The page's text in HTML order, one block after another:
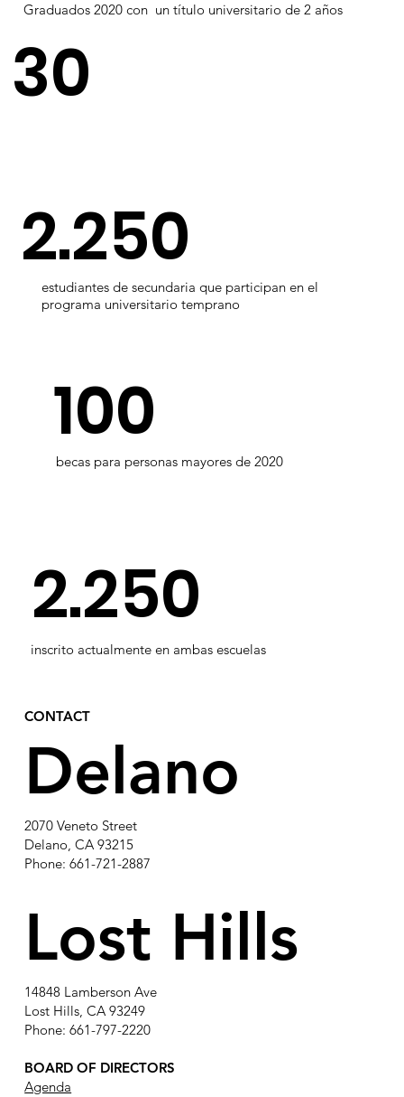
Graduados 2020 con un título universitario de 2 años
30
100
becas para personas mayores de 2020
2.250
estudiantes de secundaria que participan en el
programa universitario temprano
2.250
inscrito actualmente en ambas escuelas
CONTACT
Delano
2070 Veneto Street
Delano, CA 93215
Phone: 661-721-2887
Lost Hills
14848 Lamberson Ave
Lost Hills, CA 93249
Phone: 661-797-2220
BOARD OF DIRECTORS
Agenda